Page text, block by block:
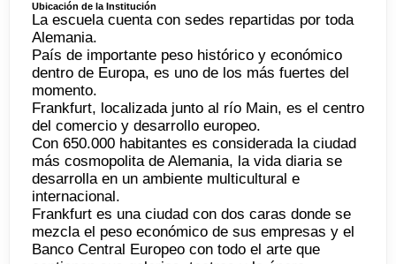
Ubicación de la Institución
La escuela cuenta con sedes repartidas por toda
Alemania.
País de importante peso histórico y económico
dentro de Europa, es uno de los más fuertes del
momento.
Frankfurt, localizada junto al río Main, es el centro
del comercio y desarrollo europeo.
Con 650.000 habitantes es considerada la ciudad
más cosmopolita de Alemania, la vida diaria se
desarrolla en un ambiente multicultural e
internacional.
Frankfurt es una ciudad con dos caras donde se
mezcla el peso económico de sus empresas y el
Banco Central Europeo con todo el arte que